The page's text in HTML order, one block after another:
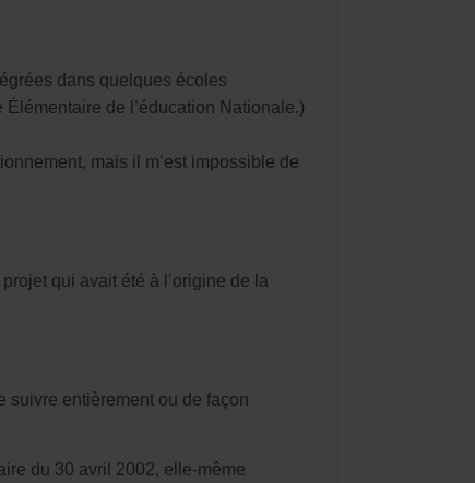
dans quelques écoles
de l’éducation Nationale.)
mais il m’est impossible de
qui avait été à l’origine de la
suivre entièrement ou de façon
du 30 avril 2002, elle-même